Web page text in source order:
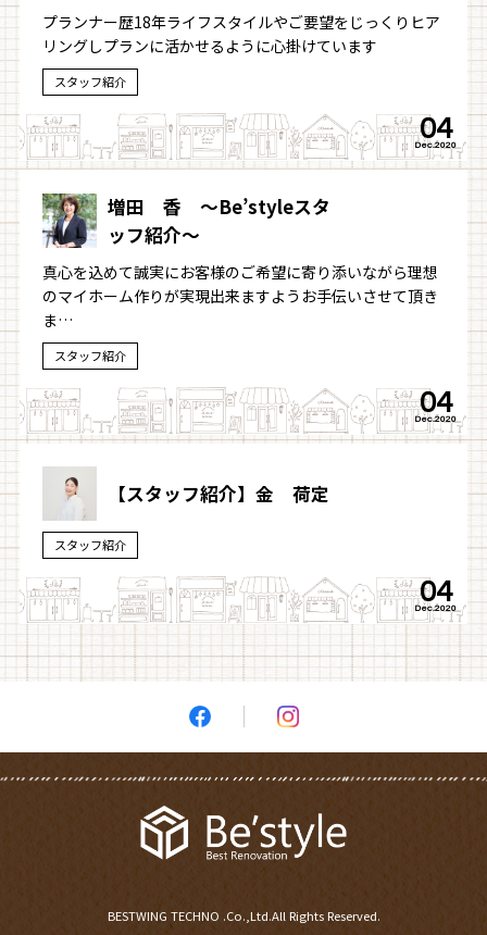
プランナー歴18年ライフスタイルやご要望をじっくりヒア
リングしプランに活かせるように心掛けています
スタッフ紹介
04
Dec.2020
増田 香 ～Be’styleスタ
ッフ紹介～
真心を込めて誠実にお客様のご希望に寄り添いながら理想
のマイホーム作りが実現出来ますようお手伝いさせて頂き
ま…
スタッフ紹介
04
Dec.2020
【スタッフ紹介】金 荷定
スタッフ紹介
04
Dec.2020
BESTWING TECHNO .Co.,Ltd.All Rights Reserved.